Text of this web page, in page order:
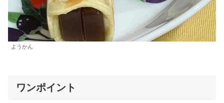
ようかん
ワンポイント